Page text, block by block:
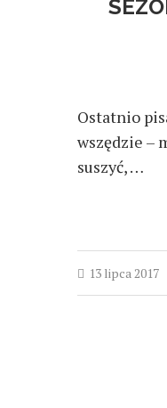
Ostatnio
wszędzie –
suszyć, …
13 lipca 2017